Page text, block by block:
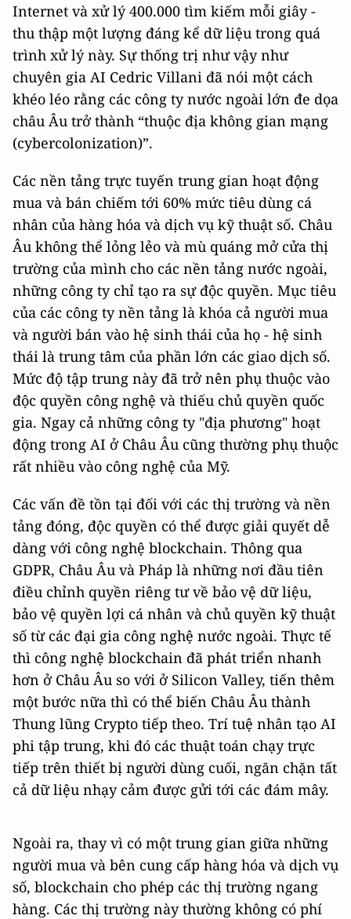
Internet và xử lý 400.000 tìm kiếm mỗi giây -
thu thập một lượng đáng kể dữ liệu trong quá
trình xử lý này. Sự thống trị như vậy như
chuyên gia AI Cedric Villani đã nói một cách
khéo léo rằng các công ty nước ngoài lớn đe dọa
châu Âu trở thành “thuộc địa không gian mạng
(cybercolonization)”.
Các nền tảng trực tuyến trung gian hoạt động
mua và bán chiếm tới 60% mức tiêu dùng cá
nhân của hàng hóa và dịch vụ kỹ thuật số. Châu
Âu không thể lỏng lẻo và mù quáng mở cửa thị
trường của mình cho các nền tảng nước ngoài,
những công ty chỉ tạo ra sự độc quyền. Mục tiêu
của các công ty nền tảng là khóa cả người mua
và người bán vào hệ sinh thái của họ - hệ sinh
thái là trung tâm của phần lớn các giao dịch số.
Mức độ tập trung này đã trở nên phụ thuộc vào
độc quyền công nghệ và thiếu chủ quyền quốc
gia. Ngay cả những công ty "địa phương" hoạt
động trong AI ở Châu Âu cũng thường phụ thuộc
rất nhiều vào công nghệ của Mỹ.
Các vấn đề tồn tại đối với các thị trường và nền
tảng đóng, độc quyền có thể được giải quyết dễ
dàng với công nghệ blockchain. Thông qua
GDPR, Châu Âu và Pháp là những nơi đầu tiên
điều chỉnh quyền riêng tư về bảo vệ dữ liệu,
bảo vệ quyền lợi cá nhân và chủ quyền kỹ thuật
số từ các đại gia công nghệ nước ngoài. Thực tế
thì công nghệ blockchain đã phát triển nhanh
hơn ở Châu Âu so với ở Silicon Valley, tiến thêm
một bước nữa thì có thể biến Châu Âu thành
Thung lũng Crypto tiếp theo. Trí tuệ nhân tạo AI
phi tập trung, khi đó các thuật toán chạy trực
tiếp trên thiết bị người dùng cuối, ngăn chặn tất
cả dữ liệu nhạy cảm được gửi tới các đám mây.
Ngoài ra, thay vì có một trung gian giữa những
người mua và bên cung cấp hàng hóa và dịch vụ
số, blockchain cho phép các thị trường ngang
hàng. Các thị trường này thường không có phí